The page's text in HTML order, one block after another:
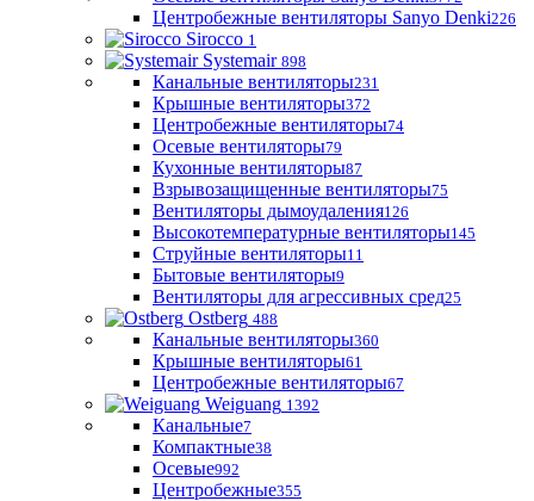
Центробежные вентиляторы Sanyo Denki226
Sirocco 1
Systemair 898
Канальные вентиляторы231
Крышные вентиляторы372
Центробежные вентиляторы74
Осевые вентиляторы79
Кухонные вентиляторы87
Взрывозащищенные вентиляторы75
Вентиляторы дымоудаления126
Высокотемпературные вентиляторы145
Струйные вентиляторы11
Бытовые вентиляторы9
Вентиляторы для агрессивных сред25
Ostberg 488
Канальные вентиляторы360
Крышные вентиляторы61
Центробежные вентиляторы67
Weiguang 1392
Канальные7
Компактные38
Осевые992
Центробежные355